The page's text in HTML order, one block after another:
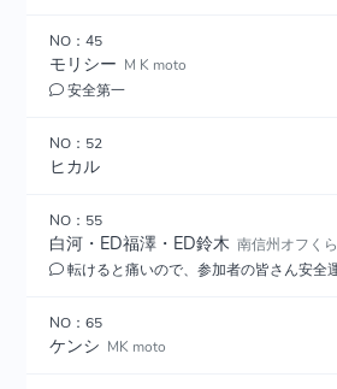
NO：45
モリシー M K moto
安全第一
NO：52
ヒカル
NO：55
白河・ED福澤・ED鈴木 南信州オフく
転けると痛いので、参加者の皆さん安全
NO：65
ケンシ MK moto